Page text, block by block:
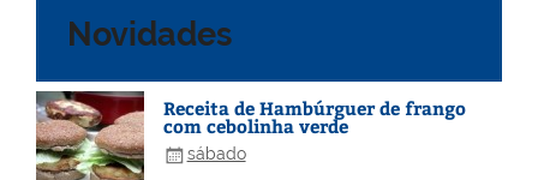
Novidades
Receita de Hambúrguer de frango
com cebolinha verde
sábado